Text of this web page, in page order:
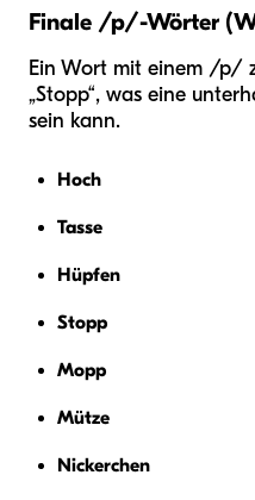
Finale /p/-Wörter
Ein Wort mit einem /p/
„Stopp“, was eine
sein kann.
Hoch
Tasse
Hüpfen
Stopp
Mopp
Mütze
Nickerchen